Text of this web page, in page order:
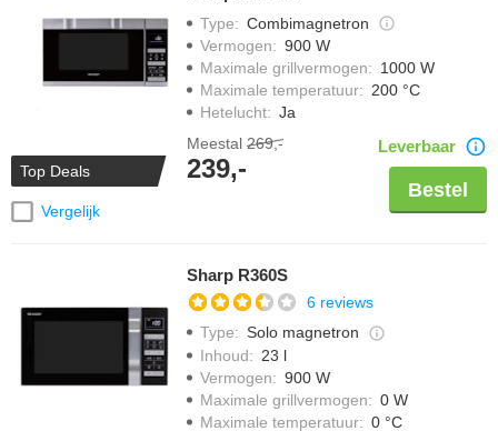
Top Deals
Vergelijk
Type: Combimagnetron
Vermogen: 900 W
Maximale grillvermogen: 1000 W
Maximale temperatuur: 200 °C
Hetelucht: Ja
Meestal 269,-
239,-
Leverbaar
Bestel
Sharp R360S
6 reviews
Type: Solo magnetron
Inhoud: 23 l
Vermogen: 900 W
Maximale grillvermogen: 0 W
Maximale temperatuur: 0 °C